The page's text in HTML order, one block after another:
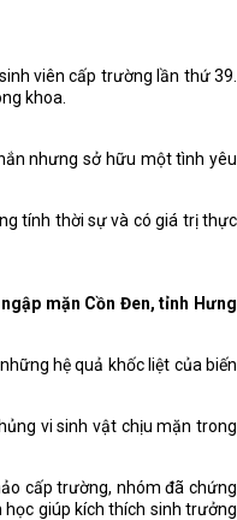
viên cấp trường lần thứ 39.
khoa.
nhưng sở hữu một tình yêu
tính thời sự và có giá trị thực
mặn Cồn Đen, tỉnh Hưng
hệ quả khốc liệt của biến
vi sinh vật chịu mặn trong
cấp trường, nhóm đã chứng
giúp kích thích sinh trưởng